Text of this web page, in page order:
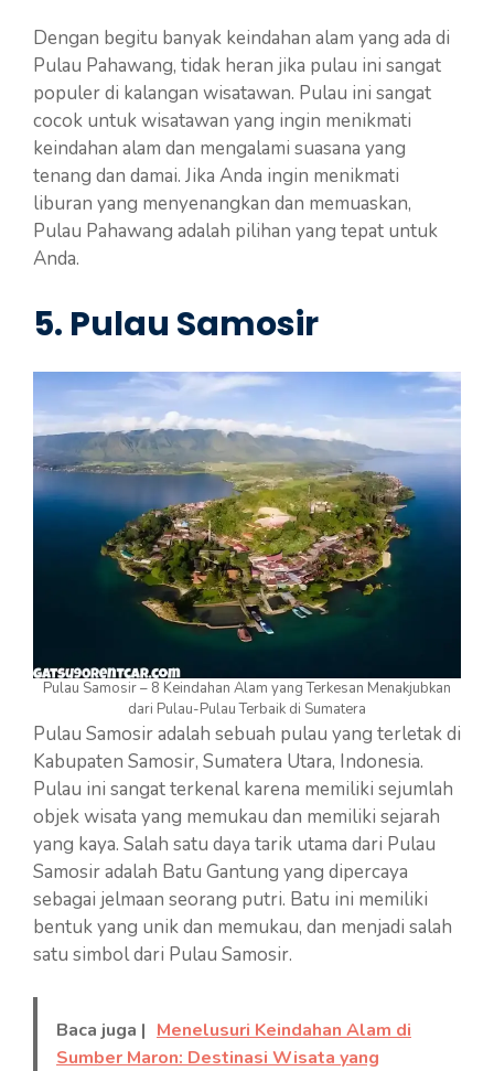
Dengan begitu banyak keindahan alam yang ada di
Pulau Pahawang, tidak heran jika pulau ini sangat
populer di kalangan wisatawan. Pulau ini sangat
cocok untuk wisatawan yang ingin menikmati
keindahan alam dan mengalami suasana yang
tenang dan damai. Jika Anda ingin menikmati
liburan yang menyenangkan dan memuaskan,
Pulau Pahawang adalah pilihan yang tepat untuk
Anda.
5. Pulau Samosir
Pulau Samosir – 8 Keindahan Alam yang Terkesan Menakjubkan
dari Pulau-Pulau Terbaik di Sumatera
Pulau Samosir adalah sebuah pulau yang terletak di
Kabupaten Samosir, Sumatera Utara, Indonesia.
Pulau ini sangat terkenal karena memiliki sejumlah
objek wisata yang memukau dan memiliki sejarah
yang kaya. Salah satu daya tarik utama dari Pulau
Samosir adalah Batu Gantung yang dipercaya
sebagai jelmaan seorang putri. Batu ini memiliki
bentuk yang unik dan memukau, dan menjadi salah
satu simbol dari Pulau Samosir.
Baca juga | Menelusuri Keindahan Alam di
Sumber Maron: Destinasi Wisata yang